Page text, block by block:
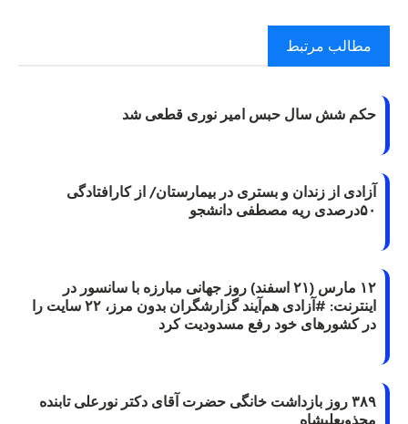
مطالب مرتبط
حکم شش سال حبس امیر نوری قطعی شد
آزادی از زندان و بستری در بیمارستان/ از کارافتادگی
۵۰درصدی ریه مصطفی دانشجو
۱۲ مارس (۲۱ اسفند) روز جهانی مبارزه با سانسور در
اینترنت: #آزادی هم‌آیند گزارشگران‌ بدون مرز، ۲۲ سایت را
در کشورهای خود رفع مسدودیت کرد
۳۸۹ روز بازداشت خانگی حضرت آقای دکتر نورعلی تابنده